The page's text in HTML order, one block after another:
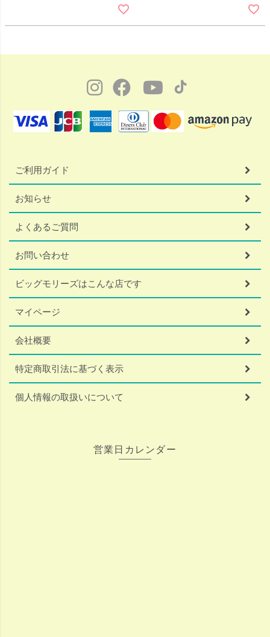
ご利用ガイド
お知らせ
よくあるご質問
お問い合わせ
ビッグモリーズはこんな店です
マイページ
会社概要
特定商取引法に基づく表示
個人情報の取扱いについて
営業日カレンダー